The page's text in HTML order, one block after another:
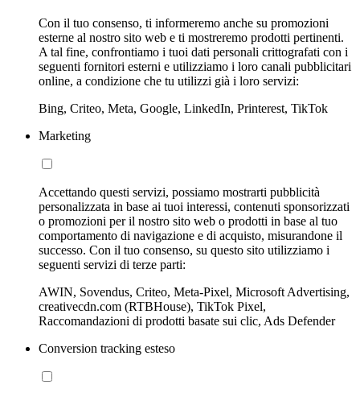
Con il tuo consenso, ti informeremo anche su promozioni
esterne al nostro sito web e ti mostreremo prodotti pertinenti.
A tal fine, confrontiamo i tuoi dati personali crittografati con i
seguenti fornitori esterni e utilizziamo i loro canali pubblicitari
online, a condizione che tu utilizzi già i loro servizi:
Bing, Criteo, Meta, Google, LinkedIn, Printerest, TikTok
Marketing
Accettando questi servizi, possiamo mostrarti pubblicità
personalizzata in base ai tuoi interessi, contenuti sponsorizzati
o promozioni per il nostro sito web o prodotti in base al tuo
comportamento di navigazione e di acquisto, misurandone il
successo. Con il tuo consenso, su questo sito utilizziamo i
seguenti servizi di terze parti:
AWIN, Sovendus, Criteo, Meta-Pixel, Microsoft Advertising,
creativecdn.com (RTBHouse), TikTok Pixel,
Raccomandazioni di prodotti basate sui clic, Ads Defender
Conversion tracking esteso